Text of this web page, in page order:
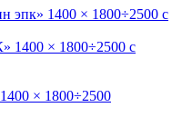
× 1800÷2500